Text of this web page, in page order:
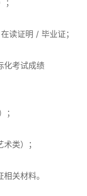
读证明 / 毕业证；
化考试成绩
类）；
关材料。